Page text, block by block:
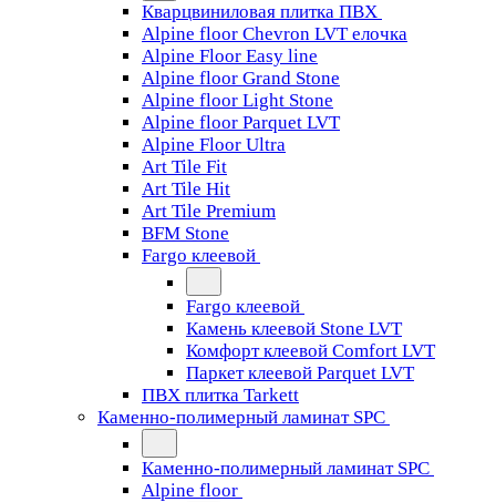
Кварцвиниловая плитка ПВХ
Alpine floor Chevron LVT елочка
Alpine Floor Easy line
Alpine floor Grand Stone
Alpine floor Light Stone
Alpine floor Parquet LVT
Alpine Floor Ultra
Art Tile Fit
Art Tile Hit
Art Tile Premium
BFM Stone
Fargo клеевой
Fargo клеевой
Камень клеевой Stone LVT
Комфорт клеевой Comfort LVT
Паркет клеевой Parquet LVT
ПВХ плитка Tarkett
Каменно-полимерный ламинат SPC
Каменно-полимерный ламинат SPC
Alpine floor